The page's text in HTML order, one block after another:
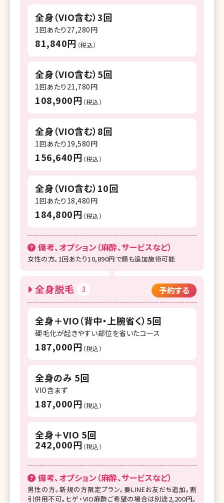
全身（VIO含む）3回
1回あたり27,280円
81,840円 （税込）
全身（VIO含む）5回
1回あたり21,780円
108,900円 （税込）
全身（VIO含む）8回
1回あたり19,580円
156,640円 （税込）
全身（VIO含む）10回
1回あたり18,480円
184,800円 （税込）
備考、オプション（麻酔、サービスなど）
女性の方。1回あたり10,890円で顔も追加施術可能
全身脱毛 3 予約する
全身＋VIO（背中・上腕省く）5回
硬毛化が起きやすい部位を省いたコース
187,000円 （税込）
全身のみ 5回
VIO含まず
187,000円 （税込）
全身＋VIO 5回
242,000円 （税込）
備考、オプション（麻酔、サービスなど）
男性の方。新規の方限定プラン。要LINEお友だち追加。割
引併用不可。ヒゲ・VIO麻酔ご希望の場合は別途2,200円。